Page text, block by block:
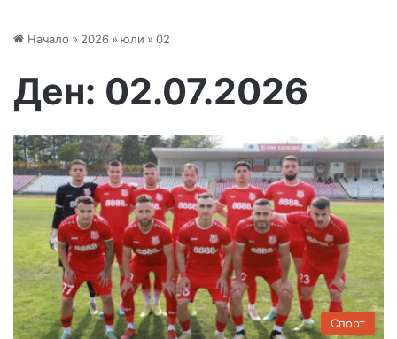
Начало » 2026 » юли » 02
Ден: 02.07.2026
Спорт